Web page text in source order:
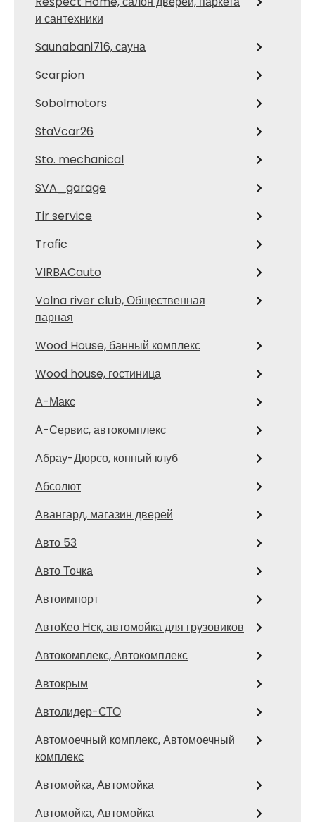
и сантехники
Saunabani716, сауна
Scarpion
Sobolmotors
StaVcar26
Sto. mechanical
SVA_garage
Tir service
Trafic
VIRBACauto
Volna river club, Общественная
парная
Wood House, банный комплекс
Wood house, гостиница
А-Макс
А-Сервис, автокомплекс
Абрау-Дюрсо, конный клуб
Абсолют
Авангард, магазин дверей
Авто 53
Авто Точка
Автоимпорт
АвтоКео Нск, автомойка для грузовиков
Автокомплекс, Автокомплекс
Автокрым
Автолидер-СТО
Автомоечный комплекс, Автомоечный
комплекс
Автомойка, Автомойка
Автомойка, Автомойка